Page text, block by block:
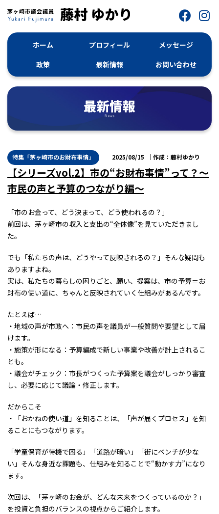
ホーム プロフィール
メッセージ
政策
最新情報 お問い合わせ
特集「茅ヶ崎市のお財布事情」 2025/08/15 藤村ゆかり
【シリーズvol.2】市の“お財布事情”って？〜
市民の声と予算のつながり編〜
「市のお金って、どう決まって、どう使われるの？」
前回は、茅ヶ崎市の収入と支出の“全体像”を見ていただきまし
た。
でも「私たちの声は、どうやって反映されるの？」そんな疑問も
ありますよね。
実は、私たちの暮らしの困りごと、願い、提案は、市の予算＝お
財布の使い道に、ちゃんと反映されていく仕組みがあるんです。
たとえば…
・地域の声が市政へ：市民の声を議員が一般質問や要望として届
けます。
・施策が形になる：予算編成で新しい事業や改善が計上されるこ
とも。
・議会がチェック：市長がつくった予算案を議会がしっかり審査
し、必要に応じて議論・修正します。
だからこそ
・「おかねの使い道」を知ることは、「声が届くプロセス」を知
ることにもつながります。
「学童保育が待機で困る」「道路が暗い」「街にベンチが少な
い」そんな身近な課題も、仕組みを知ることで“動かす力”になり
ます。
次回は、「茅ヶ崎のお金が、どんな未来をつくっているのか？」
を投資と負担のバランスの視点からご紹介します。